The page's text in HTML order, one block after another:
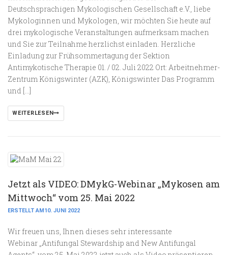
Deutschsprachigen Mykologischen Gesellschaft e.V., liebe
Mykologinnen und Mykologen, wir möchten Sie heute auf
drei mykologische Veranstaltungen aufmerksam machen
und Sie zur Teilnahme herzlichst einladen. Herzliche
Einladung zur Frühsommertagung der Sektion
Antimykotische Therapie 01. / 02. Juli 2022 Ort: Arbeitnehmer-
Zentrum Königswinter (AZK), Königswinter Das Programm
und […]
WEITERLESEN
Jetzt als VIDEO: DMykG-Webinar „Mykosen am
Mittwoch“ vom 25. Mai 2022
ERSTELLT AM10. JUNI 2022
Wir freuen uns, Ihnen dieses sehr interessante
Webinar „Antifungal Stewardship and New Antifungal